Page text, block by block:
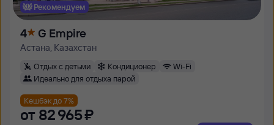
Рекомендуем
4 G Empire
Астана, Казахстан
Отдых с детьми Кондиционер
Wi-Fi
Идеально для отдыха парой
Кешбэк до 7%
от 82 ⁠965 ⁠₽